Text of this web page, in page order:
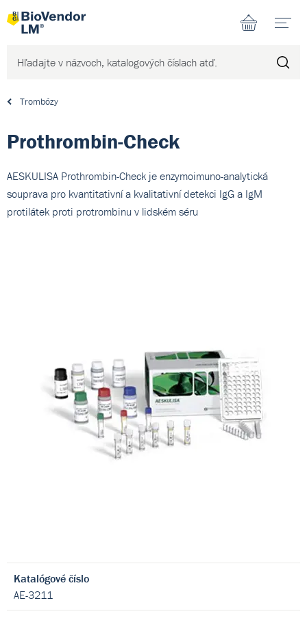
Trombózy
Prothrombin-Check
AESKULISA Prothrombin-Check je enzymoimuno-analytická
souprava pro kvantitativní a kvalitativní detekci IgG a IgM
protilátek proti protrombinu v lidském séru
Katalógové číslo
AE-3211